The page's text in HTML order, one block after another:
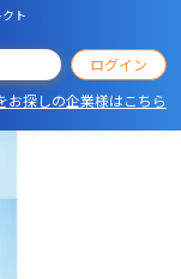
ト
ログイン
お探しの企業様はこちら